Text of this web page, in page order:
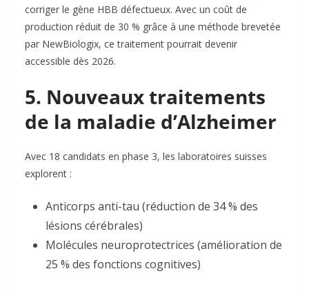
corriger le gène HBB défectueux. Avec un coût de
production réduit de 30 % grâce à une méthode brevetée
par NewBiologix, ce traitement pourrait devenir
accessible dès 2026.
5. Nouveaux traitements
de la maladie d’Alzheimer
Avec 18 candidats en phase 3, les laboratoires suisses
explorent :
Anticorps anti-tau (réduction de 34 % des
lésions cérébrales)
Molécules neuroprotectrices (amélioration de
25 % des fonctions cognitives)